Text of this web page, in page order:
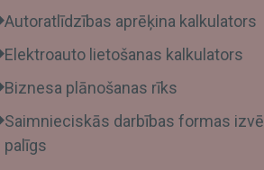
Autoratlīdzības aprēķina kalkulators
Elektroauto lietošanas kalkulators
Biznesa plānošanas rīks
Saimnieciskās darbības formas
palīgs